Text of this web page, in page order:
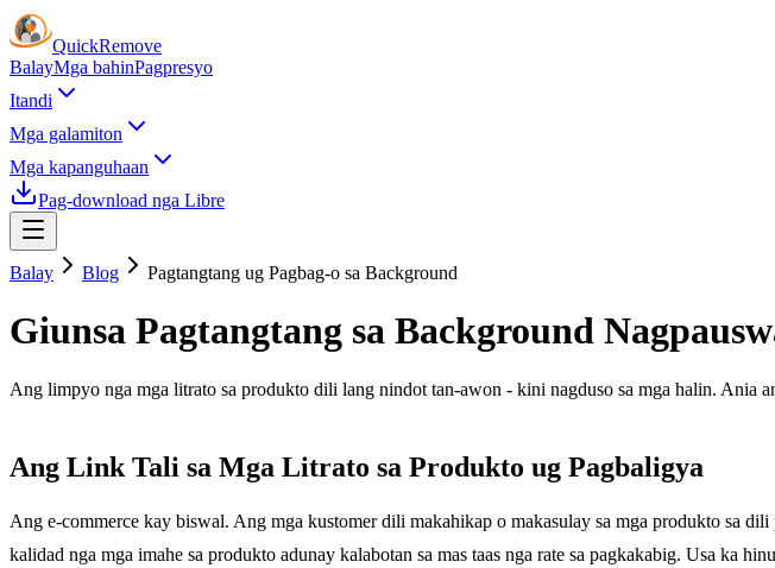
QuickRemove
BalayMga bahinPagpresyo
Itandi
Mga galamiton
Mga kapanguhaan
Pag-download nga Libre
Balay Blog Pagtangtang ug Pagbag-o sa Background
Giunsa Pagtangtang sa Background
Ang limpyo nga mga litrato sa produkto dili lang nindot tan-awon - kini nagduso sa mga halin. Ania
Ang Link Tali sa Mga Litrato sa Produkto ug Pagbaligya
Ang e-commerce kay biswal. Ang mga kustomer dili makahikap o makasulay sa mga produkto sa
kalidad nga mga imahe sa produkto adunay kalabotan sa mas taas nga rate sa pagkakabig. Usa ka